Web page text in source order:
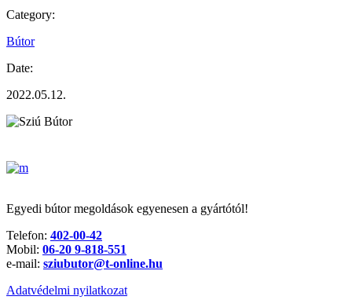
Category:
Bútor
Date:
2022.05.12.
Egyedi bútor megoldások egyenesen a gyártótól!
Telefon: 402-00-42
Mobil: 06-20 9-818-551
e-mail: sziubutor@t-online.hu
Adatvédelmi nyilatkozat